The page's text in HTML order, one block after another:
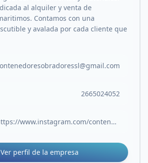
al alquiler y venta de
Contamos con una
y avalada por cada cliente que
2665024052
https://www.instagram.com/contenedoressl?igsh=MWp1eDRscmJyeG56ag==
Ver perfil de la empresa